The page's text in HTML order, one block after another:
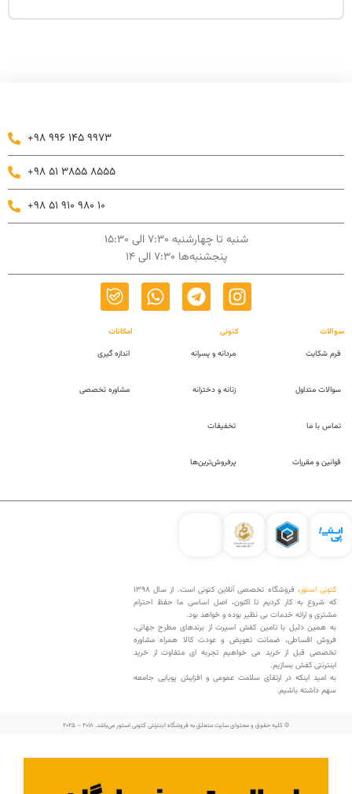
+98 996 145 9973
+98 51 3855 8555
+98 51 910 980 10
شنبه تا چهارشنبه 7:30 الی 15:30
پنجشنبه‌ها 7:30 الی 14
سوالات
فرم شکایت
سوالات متداول
تماس با ما
قوانین و مقررات
کتونی
مردانه و پسرانه
زنانه و دخترانه
تخفیفات
پرفروش‌ترین‌ها
امکانات
اندازه گیری
مشاوره تخصصی
کتونی استور
، فروشگاه تخصصی آنلاین کتونی است. از سال 1398
که شروع به کار کردیم تا اکنون، اصل اساسی ما حفظ احترام
مشتری و ارائه خدمات بی نظیر بوده و خواهد بود.
به همین دلیل با تامین کفش اسپرت از برندهای مطرح جهانی،
فروش اقساطی، ضمانت تعویض و عودت کالا همراه مشاوره
تخصصی قبل از خرید می خواهیم تجربه ای متفاوت از خرید
اینترنتی کفش بسازیم.
به امید اینکه در ارتقای سلامت عمومی و افزایش پویایی جامعه
سهم داشته باشیم.
© کلیه حقوق و محتوای سایت متعلق به فروشگاه اینترنتی کتونی استور می‌باشد. 2018 – 2025